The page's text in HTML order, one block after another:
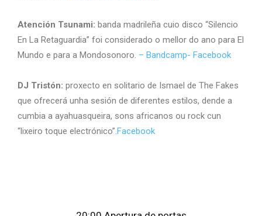
Atención Tsunami: banda madrileña cuio disco “Silencio
En La Retaguardia” foi considerado o mellor do ano para El
Mundo e para a Mondosonoro. – Bandcamp- Facebook
DJ Tristón: proxecto en solitario de Ismael de The Fakes
que ofrecerá unha sesión de diferentes estilos, dende a
cumbia a ayahuasqueira, sons africanos ou rock cun
“lixeiro toque electrónico”.Facebook